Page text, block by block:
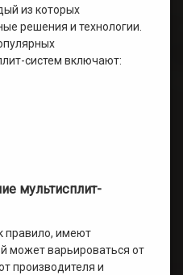
из которых
решения и технологии.
систем включают:
мультисплит-
правило, имеют
может варьироваться от
производителя и